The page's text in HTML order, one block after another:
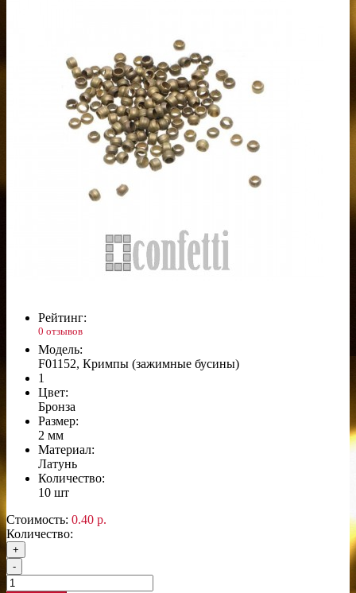
Рейтинг:
0 отзывов
Модель:
F01152, Кримпы (зажимные бусины)
1
Цвет:
Бронза
Размер:
2 мм
Материал:
Латунь
Количество:
10 шт
Стоимость: 0.40 р.
Количество:
+
-